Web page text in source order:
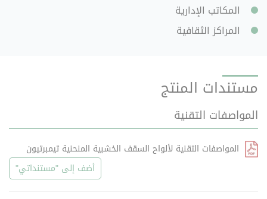
المكاتب الإدارية
المراكز الثقافية
مستندات المنتج
المواصفات التقنية
المواصفات التقنية لألواح السقف الخشبية المنحنية تيمبرتيون
أضف إلى "مستنداتي"